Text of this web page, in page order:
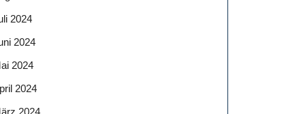
2024
2024
2024
2024
2024